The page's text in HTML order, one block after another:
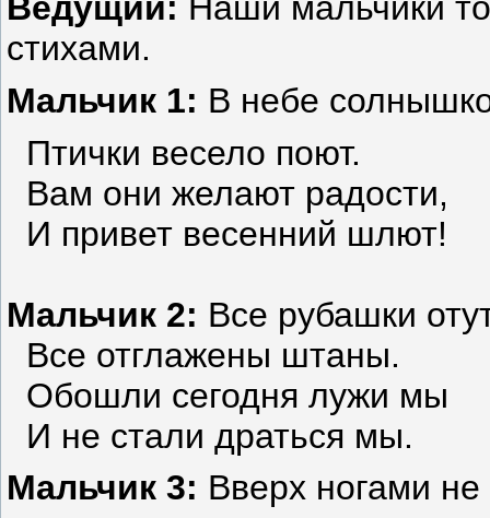
Ведущий: Наши мальчики
стихами.
Мальчик 1: В небе
Птички весело поют.
Вам они желают радости,
И привет весенний шлют!
Мальчик 2: Все рубашки
Все отглажены штаны.
Обошли сегодня лужи мы
И не стали драться мы.
Мальчик 3: Вверх ногами